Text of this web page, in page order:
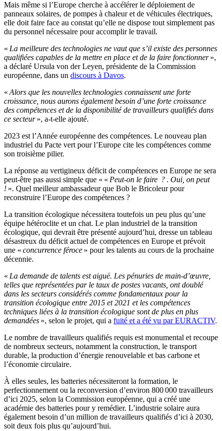
Mais même si l’Europe cherche à accélérer le déploiement de
panneaux solaires, de pompes à chaleur et de véhicules électriques,
elle doit faire face au constat qu’elle ne dispose tout simplement pas
du personnel nécessaire pour accomplir le travail.
« La meilleure des technologies ne vaut que s’il existe des personnes
qualifiées capables de la mettre en place et de la faire fonctionner»,
a déclaré Ursula von der Leyen, présidente de la Commission
européenne, dans un discours à Davos.
« Alors que les nouvelles technologies connaissent une forte
croissance, nous aurons également besoin d’une forte croissance
des compétences et de la disponibilité de travailleurs qualifiés dans
ce secteur», a-t-elle ajouté.
2023 est l’Année européenne des compétences. Le nouveau plan
industriel du Pacte vert pour l’Europe cite les compétences comme
son troisième pilier.
La réponse au vertigineux déficit de compétences en Europe ne sera
peut-être pas aussi simple que « « Peut-on le faire ? . Oui, on peut
! ». Quel meilleur ambassadeur que Bob le Bricoleur pour
reconstruire l’Europe des compétences ?
La transition écologique nécessitera toutefois un peu plus qu’une
équipe hétéroclite et un chat. Le plan industriel de la transition
écologique, qui devrait être présenté aujourd’hui, dresse un tableau
désastreux du déficit actuel de compétences en Europe et prévoit
une « concurrence féroce » pour les talents au cours de la prochaine
décennie.
« La demande de talents est aiguë. Les pénuries de main-d’œuvre,
telles que représentées par le taux de postes vacants, ont doublé
dans les secteurs considérés comme fondamentaux pour la
transition écologique entre 2015 et 2021 et les compétences
techniques liées à la transition écologique sont de plus en plus
demandées », selon le projet, qui a fuité et a été vu par EURACTIV.
Le nombre de travailleurs qualifiés requis est monumental et recoupe
de nombreux secteurs, notamment la construction, le transport
durable, la production d’énergie renouvelable et bas carbone et
l’économie circulaire.
À elles seules, les batteries nécessiteront la formation, le
perfectionnement ou la reconversion d’environ 800 000 travailleurs
d’ici 2025, selon la Commission européenne, qui a créé une
académie des batteries pour y remédier. L’industrie solaire aura
également besoin d’un million de travailleurs qualifiés d’ici à 2030,
soit deux fois plus qu’aujourd’hui.